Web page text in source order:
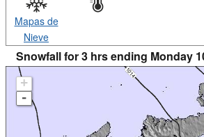
Mapas de
Nieve
Snowfall for 3 hrs ending Monday
+
-